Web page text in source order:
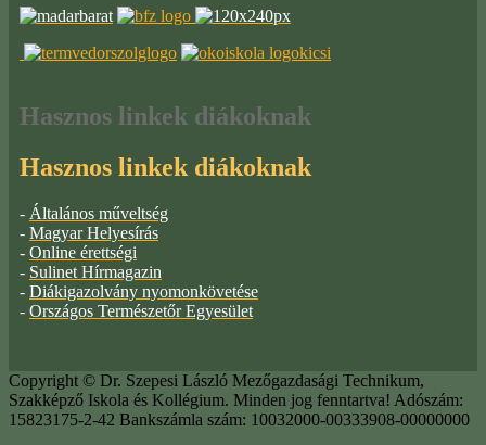
Hasznos linkek diákoknak
Hasznos linkek diákoknak
- Általános műveltség
- Magyar Helyesírás
- Online érettségi
- Sulinet Hírmagazin
- Diákigazolvány nyomonkövetése
- Országos Természetőr Egyesület
Copyright © Dr. Szepesi László Mezőgazdasági Technikum,
Szakképző Iskola és Kollégium. Minden jog fenntartva! Adószám:
15823175-2-42 Bankszámla szám: 10032000-00333908-00000000